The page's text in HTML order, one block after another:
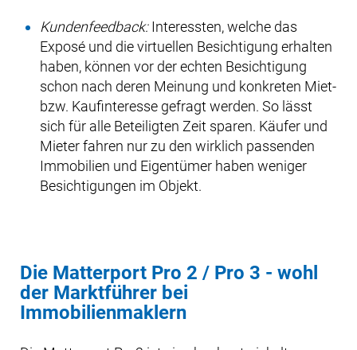
Kundenfeedback:Interessten, welche das
Exposé und die virtuellen Besichtigung erhalten
haben, können vor der echten Besichtigung
schon nach deren Meinung und konkreten Miet-
bzw. Kaufinteresse gefragt werden. So lässt
sich für alle Beteiligten Zeit sparen. Käufer und
Mieter fahren nur zu den wirklich passenden
Immobilien und Eigentümer haben weniger
Besichtigungen im Objekt.
Die Matterport Pro 2 / Pro 3 - wohl
der Marktführer bei
Immobilienmaklern